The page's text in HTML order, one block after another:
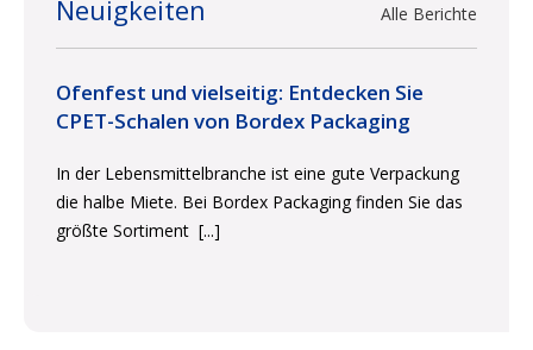
Neuigkeiten Alle Berichte
Ofenfest und vielseitig: Entdecken Sie
CPET-Schalen von Bordex Packaging
In der Lebensmittelbranche ist eine gute Verpackung
die halbe Miete. Bei Bordex Packaging finden Sie das
größte Sortiment [...]